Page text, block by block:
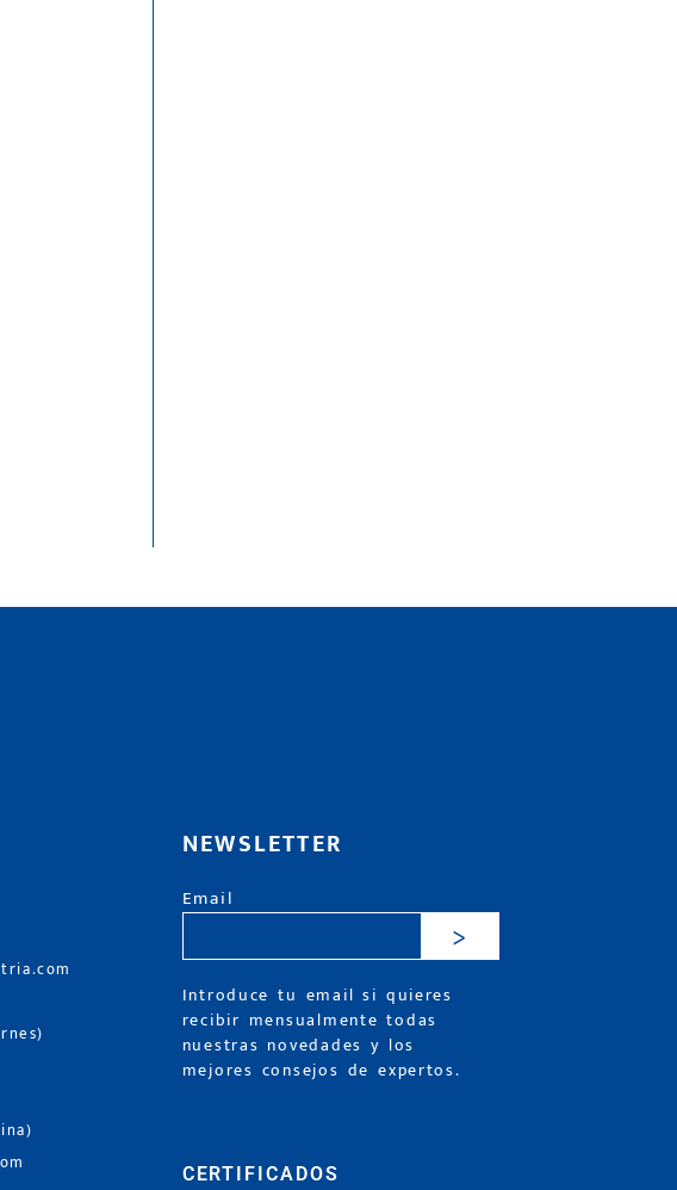
NEWSLETTER
Email
>
Introduce tu email si quieres
recibir mensualmente todas
nuestras novedades y los
mejores consejos de expertos.
CERTIFICADOS